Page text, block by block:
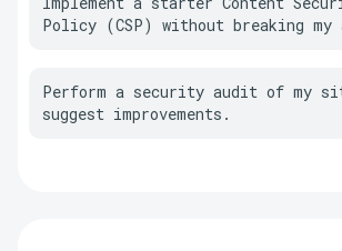
Policy (CSP) without breaking my
Perform a security audit of my
suggest improvements.